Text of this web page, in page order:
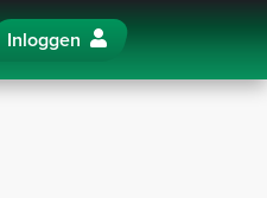
Inloggen